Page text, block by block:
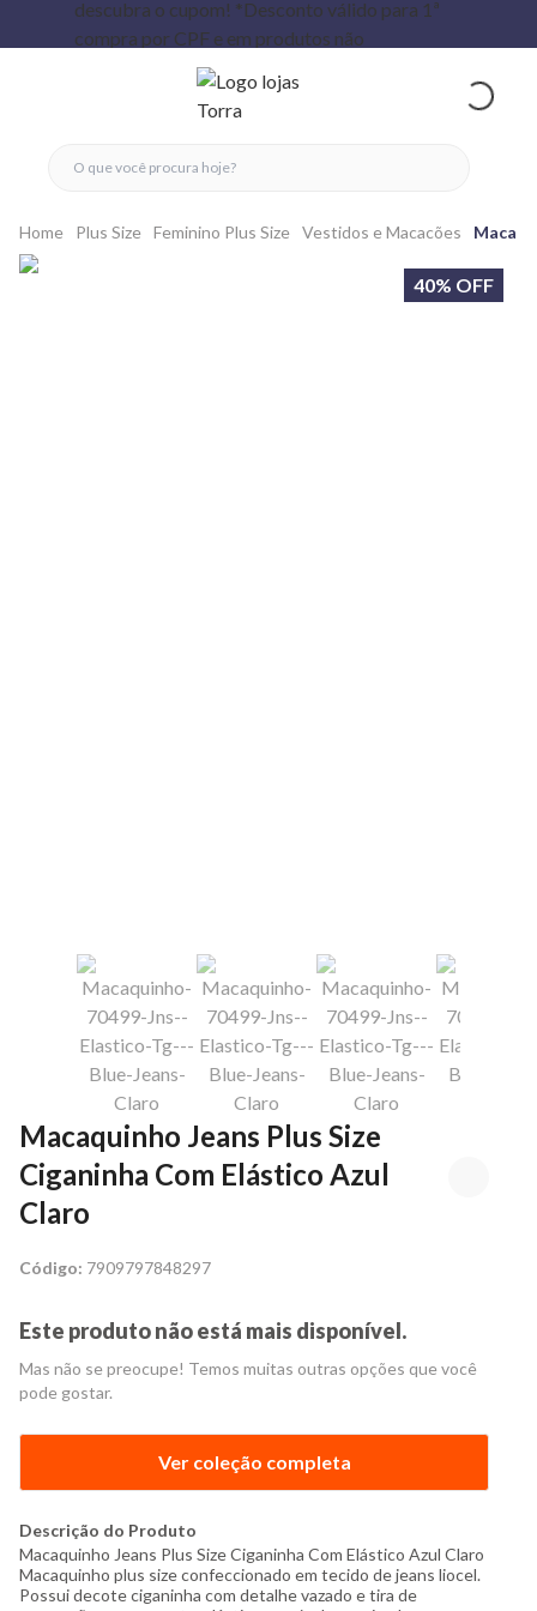
ver
fechar menu
fechar menu
favoritos
Home Plus Size Feminino Plus Size Vestidos e Macacões
40% OFF
Macaquinho Jeans Plus Size
Ciganinha Com Elástico Azul
Claro
Código: 7909797848297
Este produto não está mais disponível.
Mas não se preocupe! Temos muitas outras opções que você
pode gostar.
Ver coleção completa
Descrição do Produto
Macaquinho Jeans Plus Size Ciganinha Com Elástico Azul Claro
Macaquinho plus size confeccionado em tecido de jeans liocel.
Possui decote ciganinha com detalhe vazado e tira de